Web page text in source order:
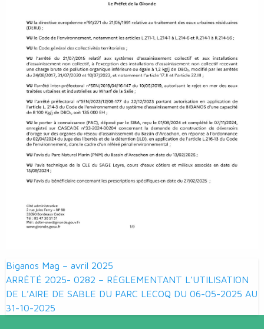
Navigation
de
l’article
Biganos Mag – avril 2025
ARRÊTÉ 2025- 0282 – RÈGLEMENTANT L’UTILISATION
DE L’AIRE DE SABLE DU PARC LECOQ DU 06-05-2025 AU
31-10-2025